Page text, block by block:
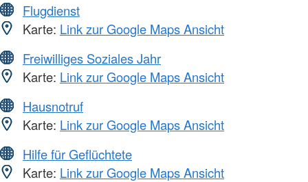
Flugdienst
Karte: Link zur Google Maps Ansicht
Freiwilliges Soziales Jahr
Karte: Link zur Google Maps Ansicht
Hausnotruf
Karte: Link zur Google Maps Ansicht
Hilfe für Geflüchtete
Karte: Link zur Google Maps Ansicht